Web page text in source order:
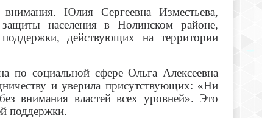
Юлия Сергеевна Изместьева,
населения в Нолинском районе,
действующих на территории
по социальной сфере Ольга Алексеевна
и уверила присутствующих: «Ни
внимания властей всех уровней». Это
поддержки.